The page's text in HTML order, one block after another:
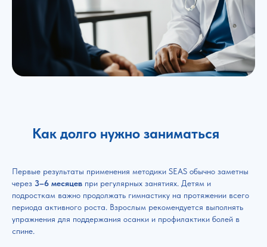
Как долго нужно заниматься
Первые результаты применения методики SEAS обычно заметны
через 3–6 месяцев при регулярных занятиях. Детям и
подросткам важно продолжать гимнастику на протяжении всего
периода активного роста. Взрослым рекомендуется выполнять
упражнения для поддержания осанки и профилактики болей в
спине.